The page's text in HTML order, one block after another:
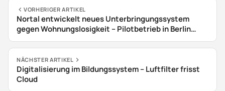
VORHERIGER ARTIKEL
Nortal entwickelt neues Unterbringungssystem
gegen Wohnungslosigkeit – Pilotbetrieb in Berlin
gestartet
NÄCHSTER ARTIKEL
Digitalisierung im Bildungssystem – Luftfilter frisst
Cloud